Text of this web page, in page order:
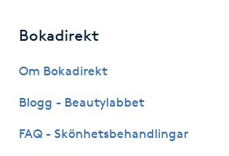
Kemisk peeling
Keratinbehandling
Bokadirekt
Om Bokadirekt
Blogg - Beautylabbet
FAQ - Skönhetsbehandlingar